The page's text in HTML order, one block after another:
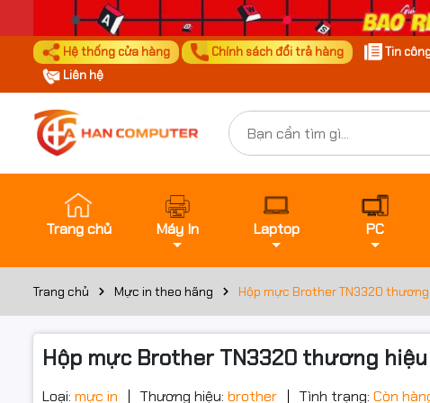
Hệ thống cửa hàng Chính sách đổi trả hàng Tin
Liên hệ
Trang chủ Máy In Laptop PC
Trang chủ Mực in theo hãng Hộp mực Brother TN3320
Hộp mực Brother TN3320 thương
Loại: mực in Thương hiệu: brother Tình trạng: Còn